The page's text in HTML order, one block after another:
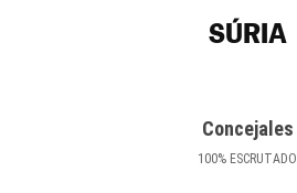
SÚRIA
Concejales
100% ESCRUTADO